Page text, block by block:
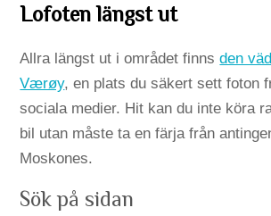
Lofoten längst ut
Allra längst ut i området finnsden
Værøy, en plats du säkert sett foton
sociala medier. Hit kan du inte köra
bil utan måste ta en färja från
Moskones.
Sök på sidan